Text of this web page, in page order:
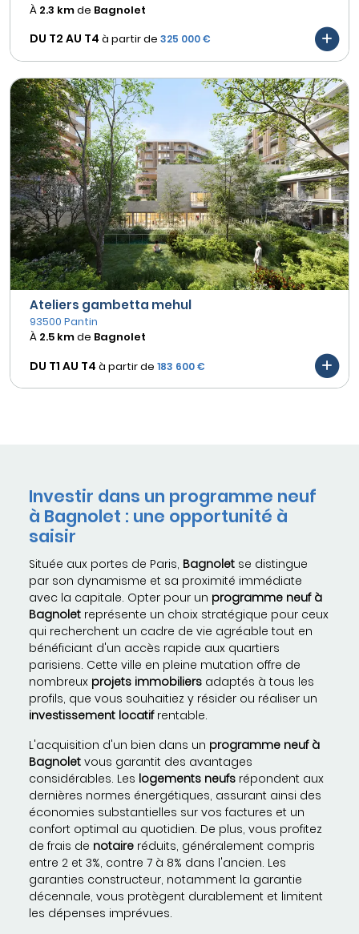
À 2.3 kmde Bagnolet
DU T2 AU T4 à partir de 325 000 €
Ateliers gambetta mehul
93500 Pantin
À 2.5 kmde Bagnolet
DU T1 AU T4 à partir de 183 600 €
Investir dans un programme neuf
à Bagnolet : une opportunité à
saisir
Située aux portes de Paris, Bagnolet se distingue
par son dynamisme et sa proximité immédiate
avec la capitale. Opter pour un programme neuf à
Bagnolet représente un choix stratégique pour ceux
qui recherchent un cadre de vie agréable tout en
bénéficiant d'un accès rapide aux quartiers
parisiens. Cette ville en pleine mutation offre de
nombreux projets immobiliers adaptés à tous les
profils, que vous souhaitiez y résider ou réaliser un
investissement locatifrentable.
L'acquisition d'un bien dans un programme neuf à
Bagnolet vous garantit des avantages
considérables. Les logements neufs répondent aux
dernières normes énergétiques, assurant ainsi des
économies substantielles sur vos factures et un
confort optimal au quotidien. De plus, vous profitez
de frais de notaire réduits, généralement compris
entre 2 et 3%, contre 7 à 8% dans l'ancien. Les
garanties constructeur, notamment la garantie
décennale, vous protègent durablement et limitent
les dépenses imprévues.